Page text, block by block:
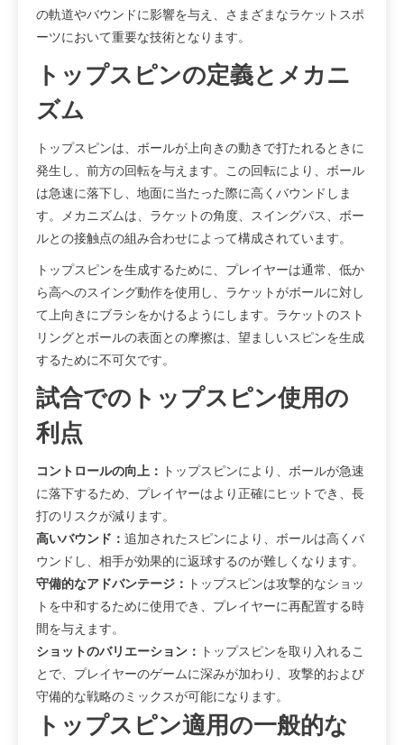
の軌道やバウンドに影響を与え、さまざまなラケットスポ
ーツにおいて重要な技術となります。
トップスピンの定義とメカニ
ズム
トップスピンは、ボールが上向きの動きで打たれるときに
発生し、前方の回転を与えます。この回転により、ボール
は急速に落下し、地面に当たった際に高くバウンドしま
す。メカニズムは、ラケットの角度、スイングパス、ボー
ルとの接触点の組み合わせによって構成されています。
トップスピンを生成するために、プレイヤーは通常、低か
ら高へのスイング動作を使用し、ラケットがボールに対し
て上向きにブラシをかけるようにします。ラケットのスト
リングとボールの表面との摩擦は、望ましいスピンを生成
するために不可欠です。
試合でのトップスピン使用の
利点
コントロールの向上：
トップスピンにより、ボールが急速
に落下するため、プレイヤーはより正確にヒットでき、長
打のリスクが減ります。
高いバウンド： 追加されたスピンにより、ボールは高くバ
ウンドし、相手が効果的に返球するのが難しくなります。
守備的なアドバンテージ：
トップスピンは攻撃的なショッ
トを中和するために使用でき、プレイヤーに再配置する時
間を与えます。
ショットのバリエーション：
トップスピンを取り入れるこ
とで、プレイヤーのゲームに深みが加わり、攻撃的および
守備的な戦略のミックスが可能になります。
トップスピン適用の一般的な